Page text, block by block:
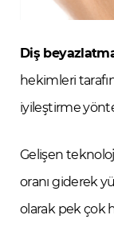
Diş
hekimleri
iyileştirme
Gelişen
oranı giderek
olarak pek çok